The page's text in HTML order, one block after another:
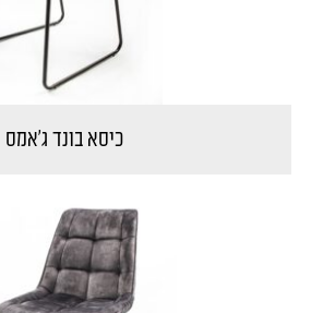
כיסא בונד ג'אמס